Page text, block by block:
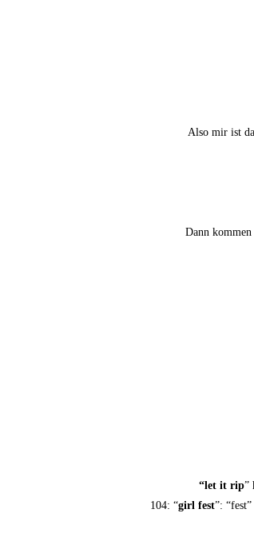
Also mir ist
Dann
“let it rip”
104: “girl fest”: